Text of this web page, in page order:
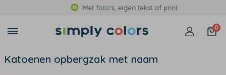
Met foto's, eigen tekst of print
0
Katoenen opbergzak met naam